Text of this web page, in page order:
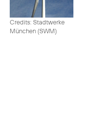
Credits: Stadtwerke
München (SWM)